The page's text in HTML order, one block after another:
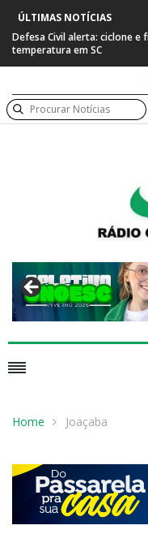
ÚLTIMAS NOTÍCIAS
Defesa Civil alerta: ciclone
temperatura em SC
Home Joaçaba